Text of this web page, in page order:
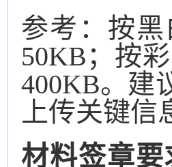
参考： 按黑
50KB；按
400KB。建
上传关键
材料签章要